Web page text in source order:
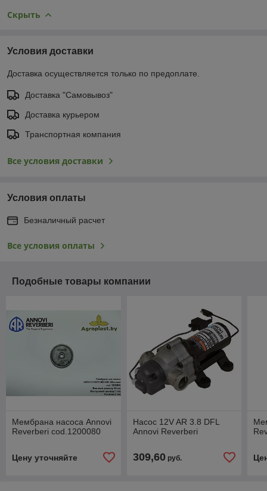
Скрыть
Условия доставки
Доставка осуществляется только по предоплате.
Доставка "Самовывоз"
Доставка курьером
Транспортная компания
Все условия доставки
Условия оплаты
Безналичный расчет
Все условия оплаты
Подобные товары компании
Мембрана насоса Annovi
Reverberi cod.1200080
Цену уточняйте
Насос 12V AR 3.8 DFL
Annovi Reverberi
309,60руб.